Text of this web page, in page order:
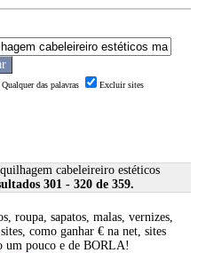
Qualquer das palavras
Excluir sites
cabeleireiro estéticos
301 - 320 de 359.
roupa, sapatos, malas, vernizes,
como ganhar € na net, sites
um pouco e de BORLA!